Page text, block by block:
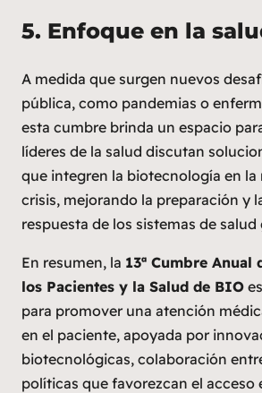
5. Enfoque en la
A medida que surgen nuevos
pública, como pandemias o
esta cumbre brinda un espacio
líderes de la salud discutan
que integren la biotecnología en la
crisis, mejorando la preparación y
respuesta de los sistemas de salud
En resumen, la 13ª Cumbre Anual
los Pacientes y la Salud de BIO
para promover una atención
en el paciente, apoyada por
biotecnológicas, colaboración
políticas que favorezcan el acceso